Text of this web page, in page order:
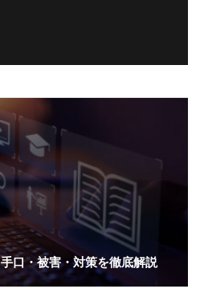
口・被害・対策を徹底解説